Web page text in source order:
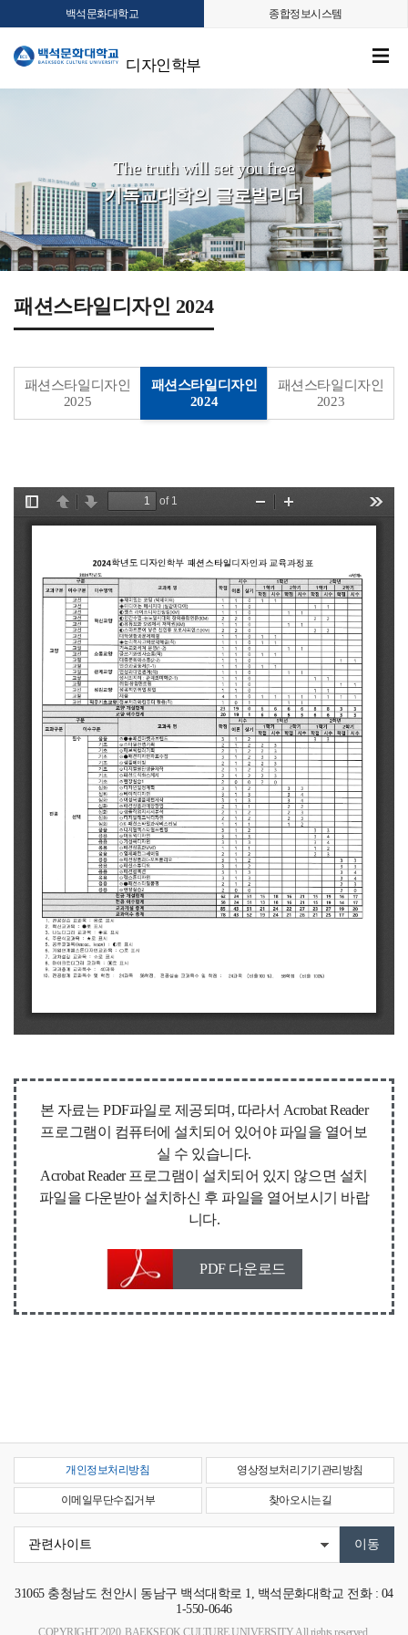
백석문화대학교 종합정보시스템
디자인학부
The truth will set you free
기독교대학의 글로벌리더
패션스타일디자인 2024
패션스타일디자인
2025
패션스타일디자인
2024
패션스타일디자인
2023
본 자료는 PDF파일로 제공되며, 따라서 Acrobat Reader
프로그램이 컴퓨터에 설치되어 있어야 파일을 열어보
실 수 있습니다.
Acrobat Reader 프로그램이 설치되어 있지 않으면 설치
파일을 다운받아 설치하신 후 파일을 열어보시기 바랍
니다.
PDF 다운로드
개인정보처리방침 영상정보처리기기관리방침
이메일무단수집거부 찾아오시는길
31065 충청남도 천안시 동남구 백석대학로 1, 백석문화대학교 전화 : 04
1-550-0646